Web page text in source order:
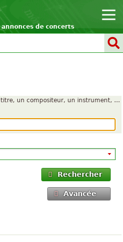
de concerts
un compositeur, un instrument, ...
Rechercher
Avancée